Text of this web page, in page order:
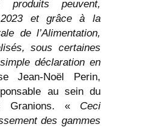
produits peuvent,
et grâce à la
de l’Alimentation,
sous certaines
déclaration en
Jean-Noël Perin,
au sein du
Granions. « Ceci
des gammes